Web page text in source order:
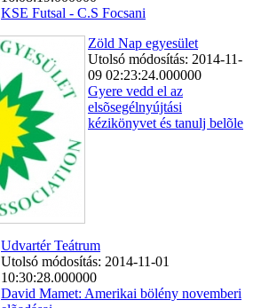
KSE Futsal - C.S Focsani
Zöld Nap egyesület
Utolsó módosítás: 2014-11-
09 02:23:24.000000
Gyere vedd el az
elsõsegélnyújtási
kézikönyvet és tanulj belõle
Udvartér Teátrum
Utolsó módosítás: 2014-11-01
10:30:28.000000
David Mamet: Amerikai bölény novemberi